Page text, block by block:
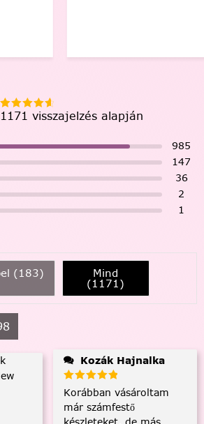
1171 visszajelzés alapján
985
147
36
2
1
(183) Mind
(1171)
Kozák Hajnalka
Korábban vásároltam
már számfestő